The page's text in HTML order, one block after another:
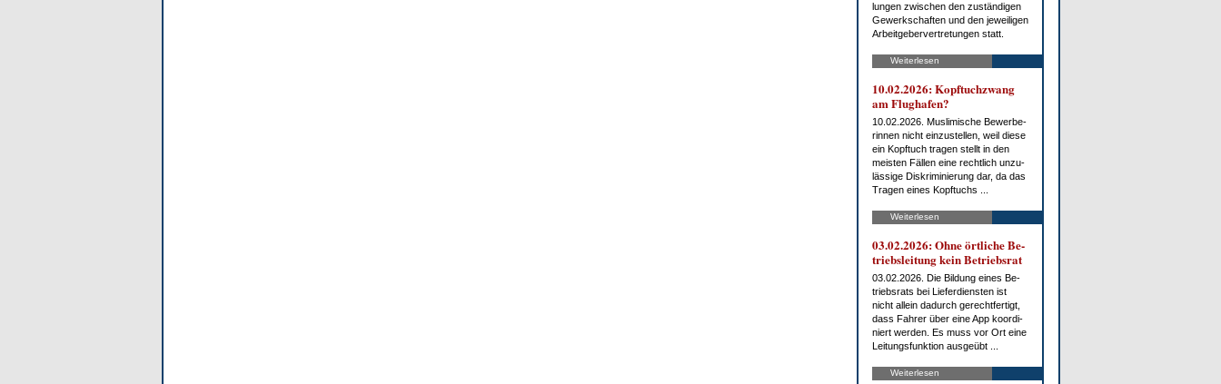
lun­gen zwi­schen den zu­stän­di­gen
Ge­werk­schaf­ten und den je­wei­li­gen
Ar­beit­ge­ber­ver­tre­tun­gen statt.
Weiterlesen
10.02.2026: Kopf­tuch­zwang
am Flug­ha­fen?
10.02.2026. Mus­li­mi­sche Be­wer­be­
rin­nen nicht ein­zu­stel­len, weil die­se
ein Kopf­tuch tra­gen stellt in den
meis­ten Fäl­len ei­ne recht­lich un­zu­
läs­si­ge Dis­kri­mi­nie­rung dar, da das
Tra­gen ei­nes Kopf­tuchs ...
Weiterlesen
03.02.2026: Oh­ne ört­li­che Be­
triebs­lei­tung kein Be­triebs­rat
03.02.2026. Die Bil­dung ei­nes Be­
triebs­rats bei Lie­fer­diens­ten ist
nicht al­lein da­durch ge­recht­fer­tigt,
dass Fah­rer über ei­ne App ko­or­di­
niert wer­den. Es muss vor Ort ei­ne
Lei­tungs­funk­ti­on aus­ge­übt ...
Weiterlesen